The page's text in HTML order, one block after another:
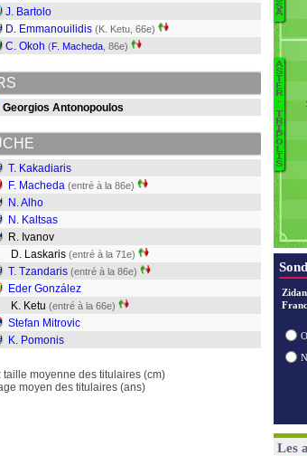
J. Bartolo
D. Emmanouilidis (K. Ketu, 66e)
C. Okoh (F. Macheda , 86e)
Georgios Antonopoulos
T. Kakadiaris
F. Macheda (entré à la 86e)
N. Alho
N. Kaltsas
R. Ivanov
D. Laskaris (entré à la 71e)
T. Tzandaris (entré à la 86e)
Eder González
K. Ketu (entré à la 66e)
Stefan Mitrovic
K. Pomonis
: taille moyenne des titulaires (cm)
moyen des titulaires (ans)
S
A
A
S
T
E
R
.
T
R
I
P
O
L
I
S
Les